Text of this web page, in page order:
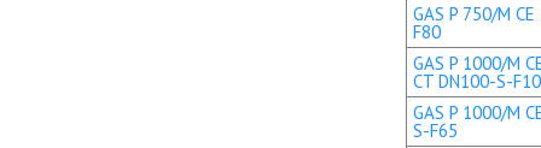
GAS P 750/M
F80
GAS P 1000/M
CT DN100-S-
GAS P 1000/M
S-F65